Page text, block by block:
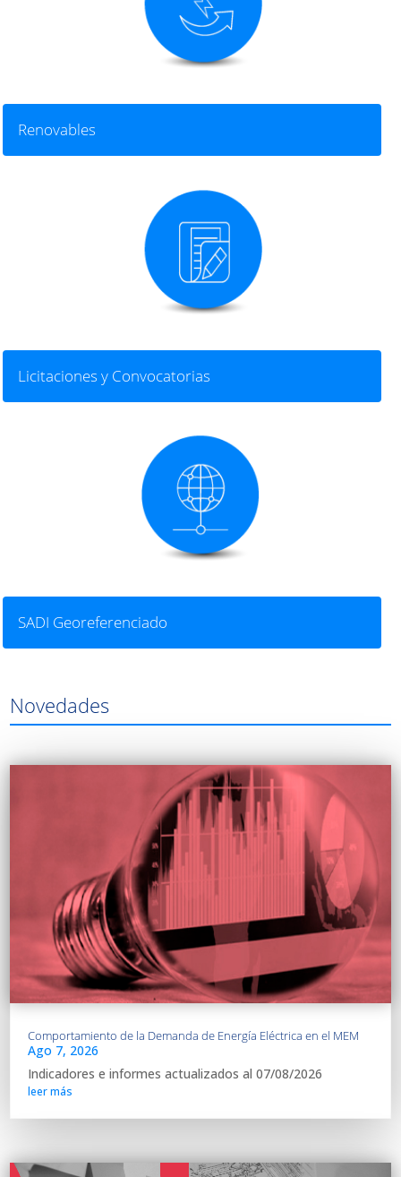
Renovables
Licitaciones y Convocatorias
SADI Georeferenciado
Novedades
Comportamiento de la Demanda de Energía Eléctrica en el MEM
Ago 7, 2026
Indicadores e informes actualizados al 07/08/2026
leer más